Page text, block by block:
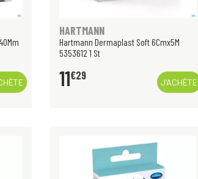
HARTMANN
Hartmann Dermaplast Soft 6Cmx5M
5353612 1 St
11€29
J’ACHÈTE